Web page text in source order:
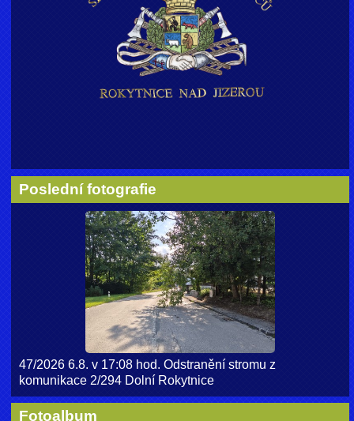
Poslední fotografie
47/2026 6.8. v 17:08 hod. Odstranění stromu z
komunikace 2/294 Dolní Rokytnice
Fotoalbum